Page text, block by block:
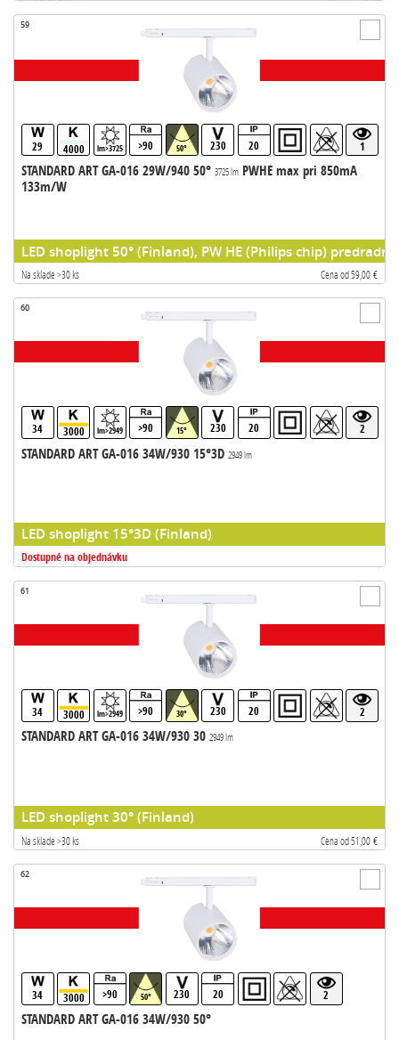
59
29 4000 lm>3725 >90 50° 230 20 1
STANDARD ART GA-016 29W/940 50° 3725 lmPWHE max pri 850mA
133m/W
LED shoplight 50° (Finland), PW HE (Philips chip)
Na sklade >30 ks Cena od 59,00 €
60
34 3000 lm>2949 >90 15° 230 20 2
STANDARD ART GA-016 34W/930 15°3D 2949 lm
LED shoplight 15°3D (Finland)
Dostupné na objednávku
61
34 3000 lm>2949 >90 30° 230 20 2
STANDARD ART GA-016 34W/930 30 2949 lm
LED shoplight 30° (Finland)
Na sklade >30 ks Cena od 51,00 €
62
34 3000 >90 50° 230 20 2
STANDARD ART GA-016 34W/930 50°